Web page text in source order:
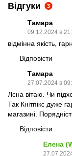
Відгуки 3
Тамара
09.12.2024 в
відмінна якість,
Відповісти
Тамара
27.07.2024 в
Лєна вітаю. Чи
Так Кнітпікс дуже
магазині.
Відповісти
Елена